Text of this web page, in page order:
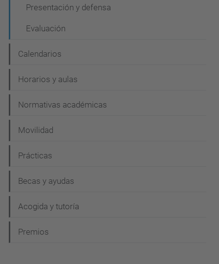
Presentación y defensa
Evaluación
Calendarios
Horarios y aulas
Normativas académicas
Movilidad
Prácticas
Becas y ayudas
Acogida y tutoría
Premios